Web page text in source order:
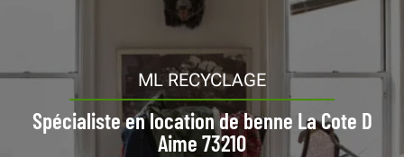
ML RECYCLAGE
Spécialiste en location de benne La Cote D
Aime 73210